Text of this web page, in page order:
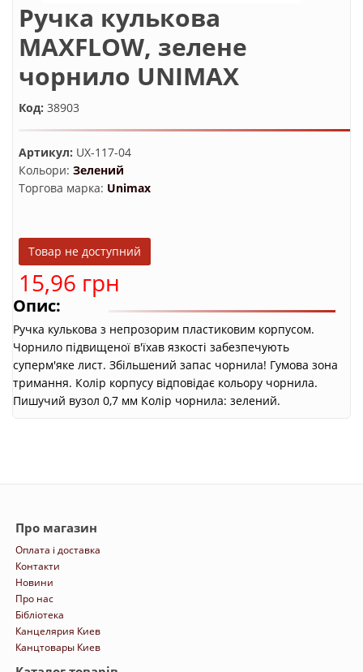
Ручка кулькова
MAXFLOW, зелене
чорнило UNIMAX
Код: 38903
Артикул: UX-117-04
Кольори: Зелений
Торгова марка: Unimax
15,96 грн
Опис:
Ручка кулькова з непрозорим пластиковим корпусом.
Чорнило підвищеної в'їхав язкості забезпечують
суперм'яке лист. Збільшений запас чорнила! Гумова зона
тримання. Колір корпусу відповідає кольору чорнила.
Пишучий вузол 0,7 мм Колір чорнила: зелений.
Про магазин
Оплата і доставка
Контакти
Новини
Про нас
Бібліотека
Канцелярия Киев
Канцтовары Киев